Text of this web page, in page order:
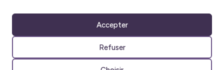
Accepter
Refuser